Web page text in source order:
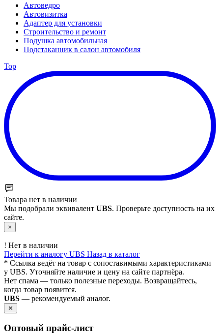
Автоведро
Автовизитка
Адаптер для установки
Строительство и ремонт
Подушка автомобильная
Подстаканник в салон автомобиля
Top
Товара нет в наличии
Мы подобрали эквивалент UBS. Проверьте доступность на их
сайте.
×
! Нет в наличии
Перейти к аналогу UBS Назад в каталог
* Ссылка ведёт на товар с сопоставимыми характеристиками
у UBS. Уточняйте наличие и цену на сайте партнёра.
Нет спама — только полезные переходы. Возвращайтесь,
когда товар появится.
UBS — рекомендуемый аналог.
✕
Оптовый прайс‑лист